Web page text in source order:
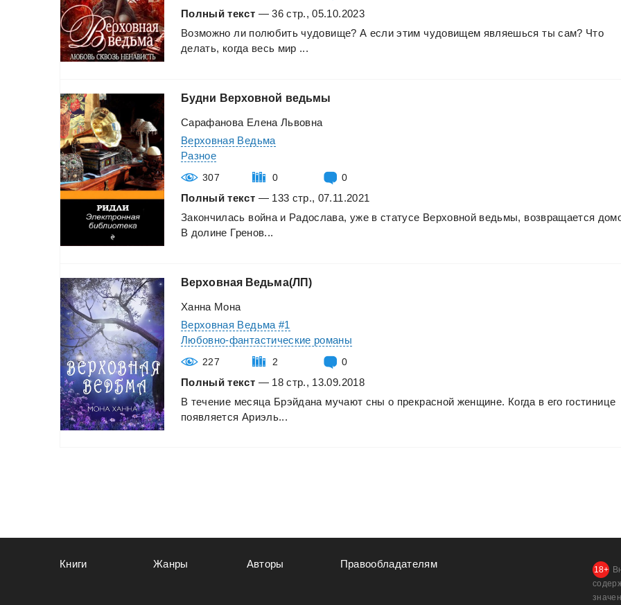
Полный текст — 36 стр., 05.10.2023
Возможно ли полюбить чудовище? А если этим чудовищем являешься ты сам? Что
делать, когда весь мир ...
Будни Верховной ведьмы
Сарафанова Елена Львовна
Верховная Ведьма
Разное
307 0 0
Полный текст — 133 стр., 07.11.2021
Закончилась война и Радослава, уже в статусе Верховной ведьмы, возвращается
В долине Гренов...
Верховная Ведьма(ЛП)
Ханна Мона
Верховная Ведьма #1
Любовно-фантастические романы
227 2 0
Полный текст — 18 стр., 13.09.2018
В течение месяца Брэйдана мучают сны о прекрасной женщине. Когда в его гостинице
появляется Ариэль...
Книги Жанры Авторы Правообладателям